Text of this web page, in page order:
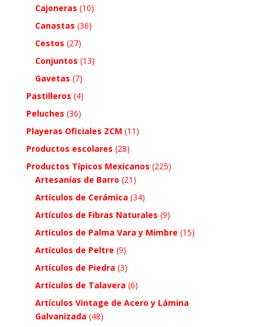
Cajoneras (10)
Canastas (36)
Cestos (27)
Conjuntos (13)
Gavetas (7)
Pastilleros (4)
Peluches (36)
Playeras Oficiales ZCM (11)
Productos escolares (28)
Productos Típicos Mexicanos (225)
Artesanías de Barro (21)
Artículos de Cerámica (34)
Artículos de Fibras Naturales (9)
Artículos de Palma Vara y Mimbre (15)
Artículos de Peltre (9)
Artículos de Piedra (3)
Artículos de Talavera (6)
Artículos Vintage de Acero y Lámina
Galvanizada (48)